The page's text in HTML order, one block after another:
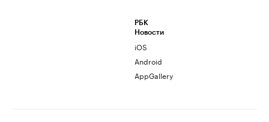
РБК
Новости
iOS
Android
AppGallery